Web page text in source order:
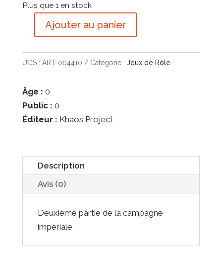
Plus que 1 en stock
quantité
Warhammer
Mort
sur
le
Campagne
Ajouter au panier
UGS : ART-004410 Catégorie : Jeux de Rôle
Âge : 0
Public : 0
Éditeur : Khaos Project
Description
Avis (0)
Deuxième partie de la campagne
impériale